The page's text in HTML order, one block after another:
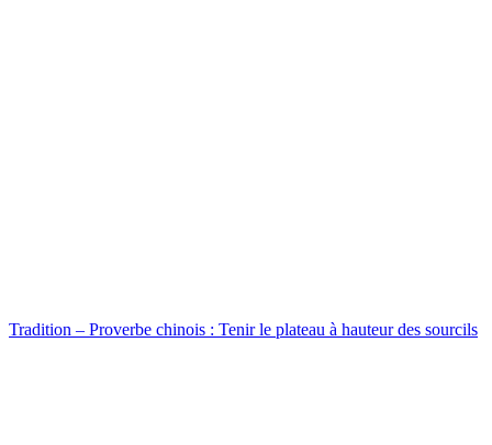
Tradition – Proverbe chinois : Tenir le plateau à hauteur des sourcils